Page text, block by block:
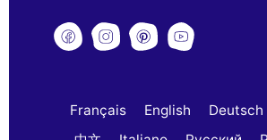
Français English Deutsch